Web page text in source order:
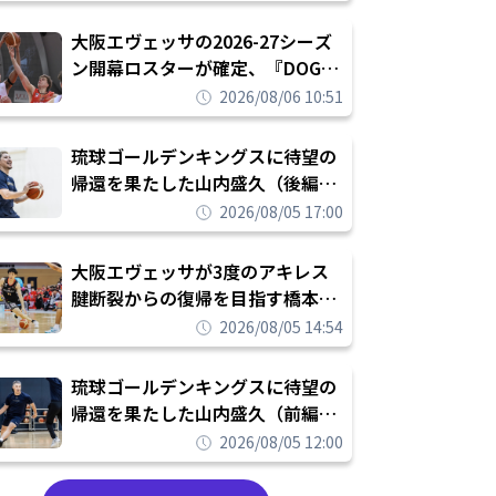
められたまま終わりたくない」
大阪エヴェッサの2026-27シーズ
ン開幕ロスターが確定、『DOG
FIGHT』のチームカルチャーを推
し進めて結果を求めるシーズンへ
2026/08/06 10:51
琉球ゴールデンキングスに待望の
帰還を果たした山内盛久（後編）
「1人のウチナーンチュとしてみ
んなが誇りに思えるチームにして
いく」
2026/08/05 17:00
大阪エヴェッサが3度のアキレス
腱断裂からの復帰を目指す橋本拓
哉と契約を締結「もう一度コート
に立ちたい」
2026/08/05 14:54
琉球ゴールデンキングスに待望の
帰還を果たした山内盛久（前編）
「キングスが積み上げてきたもの
を次の世代に繋いでいくのがやり
2026/08/05 12:00